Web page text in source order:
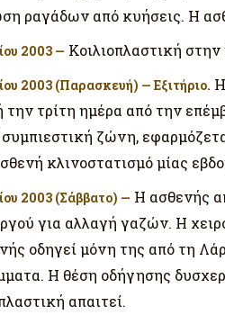
ραγάδων από κυήσεις. Η
2003 — Κοιλιοπλαστική στην
2003 (Παρασκευή) — Εξιτήριο.
την τρίτη ημέρα από την
συμπιεστική ζώνη,
κλινοστατισμό μίας
2003 (Σάββατο) — Η ασθενής
για αλλαγή γαζών. Η
οδηγεί μόνη της από τη
Η θέση οδήγησης
απαιτεί.